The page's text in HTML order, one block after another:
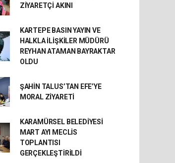
ZİYARETÇİ AKINI
KARTEPE BASIN YAYIN VE
HALKLA İLİŞKİLER MÜDÜRÜ
REYHAN ATAMAN BAYRAKTAR
OLDU
ŞAHİN TALUS’TAN EFE’YE
MORAL ZİYARETİ
KARAMÜRSEL BELEDİYESİ
MART AYI MECLİS
TOPLANTISI
GERÇEKLEŞTİRİLDİ